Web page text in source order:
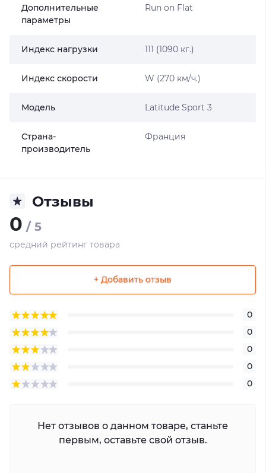
Дополнительные
параметры
Run on Flat
Индекс нагрузки 111 (1090 кг.)
Индекс скорости W (270 км/ч.)
Модель Latitude Sport 3
Страна-
производитель
Франция
Отзывы
0 / 5
средний рейтинг товара
+ Добавить отзыв
0
0
0
0
0
Нет отзывов о данном товаре, станьте
первым, оставьте свой отзыв.